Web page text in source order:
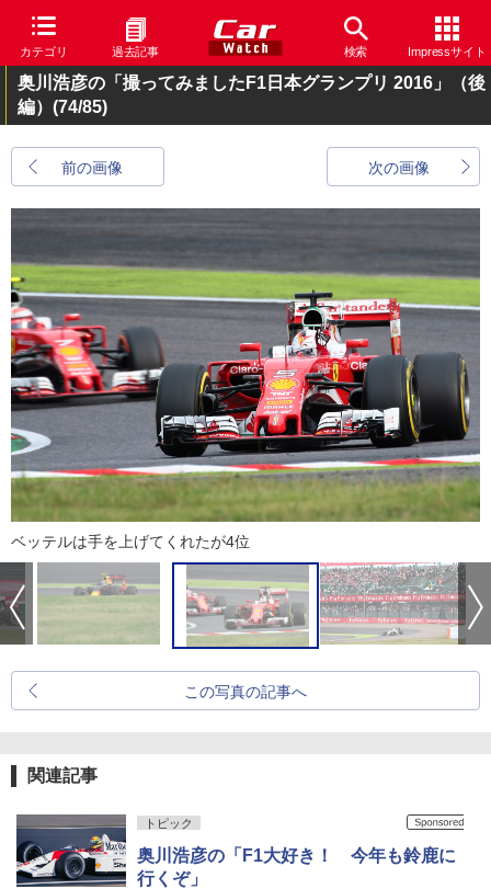
カテゴリ 過去記事 検索 Impressサイト
奥川浩彦の「撮ってみましたF1日本グランプリ 2016」（後
編） (74/85)
前の画像 次の画像
ベッテルは手を上げてくれたが4位
この写真の記事へ
関連記事
トピック
奥川浩彦の「F1大好き！ 今年も鈴鹿に
行くぞ」